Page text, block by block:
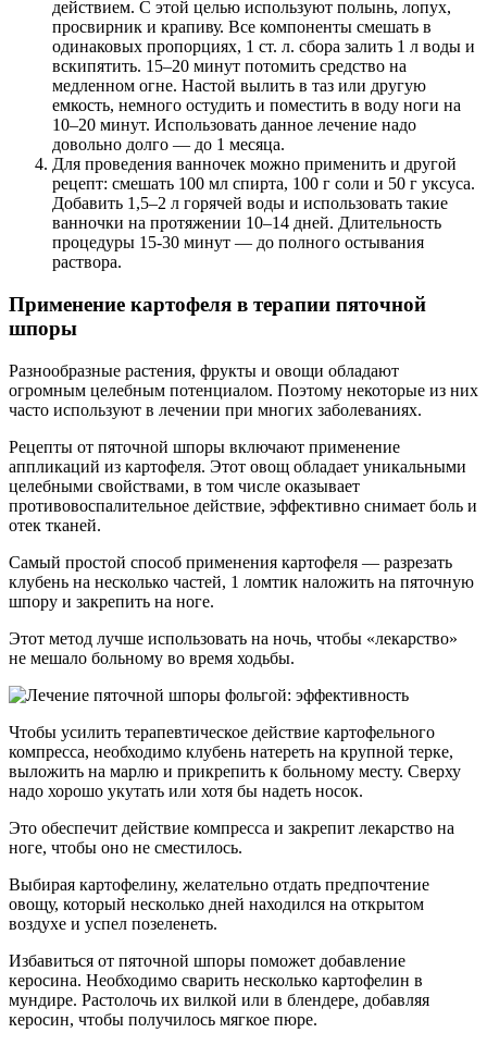
действием. С этой целью используют полынь, лопух,
просвирник и крапиву. Все компоненты смешать в
одинаковых пропорциях, 1 ст. л. сбора залить 1 л воды и
вскипятить. 15–20 минут потомить средство на
медленном огне. Настой вылить в таз или другую
емкость, немного остудить и поместить в воду ноги на
10–20 минут. Использовать данное лечение надо
довольно долго — до 1 месяца.
Для проведения ванночек можно применить и другой
рецепт: смешать 100 мл спирта, 100 г соли и 50 г уксуса.
Добавить 1,5–2 л горячей воды и использовать такие
ванночки на протяжении 10–14 дней. Длительность
процедуры 15-30 минут — до полного остывания
раствора.
Применение картофеля в терапии пяточной
шпоры
Разнообразные растения, фрукты и овощи обладают
огромным целебным потенциалом. Поэтому некоторые из них
часто используют в лечении при многих заболеваниях.
Рецепты от пяточной шпоры включают применение
аппликаций из картофеля. Этот овощ обладает уникальными
целебными свойствами, в том числе оказывает
противовоспалительное действие, эффективно снимает боль и
отек тканей.
Самый простой способ применения картофеля — разрезать
клубень на несколько частей, 1 ломтик наложить на пяточную
шпору и закрепить на ноге.
Этот метод лучше использовать на ночь, чтобы «лекарство»
не мешало больному во время ходьбы.
Чтобы усилить терапевтическое действие картофельного
компресса, необходимо клубень натереть на крупной терке,
выложить на марлю и прикрепить к больному месту. Сверху
надо хорошо укутать или хотя бы надеть носок.
Это обеспечит действие компресса и закрепит лекарство на
ноге, чтобы оно не сместилось.
Выбирая картофелину, желательно отдать предпочтение
овощу, который несколько дней находился на открытом
воздухе и успел позеленеть.
Избавиться от пяточной шпоры поможет добавление
керосина. Необходимо сварить несколько картофелин в
мундире. Растолочь их вилкой или в блендере, добавляя
керосин, чтобы получилось мягкое пюре.